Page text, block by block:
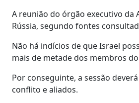
A reunião do órgão executivo da
Rússia, segundo fontes
Não há indícios de que Israel
mais de metade dos membros
Por conseguinte, a sessão
conflito e aliados.